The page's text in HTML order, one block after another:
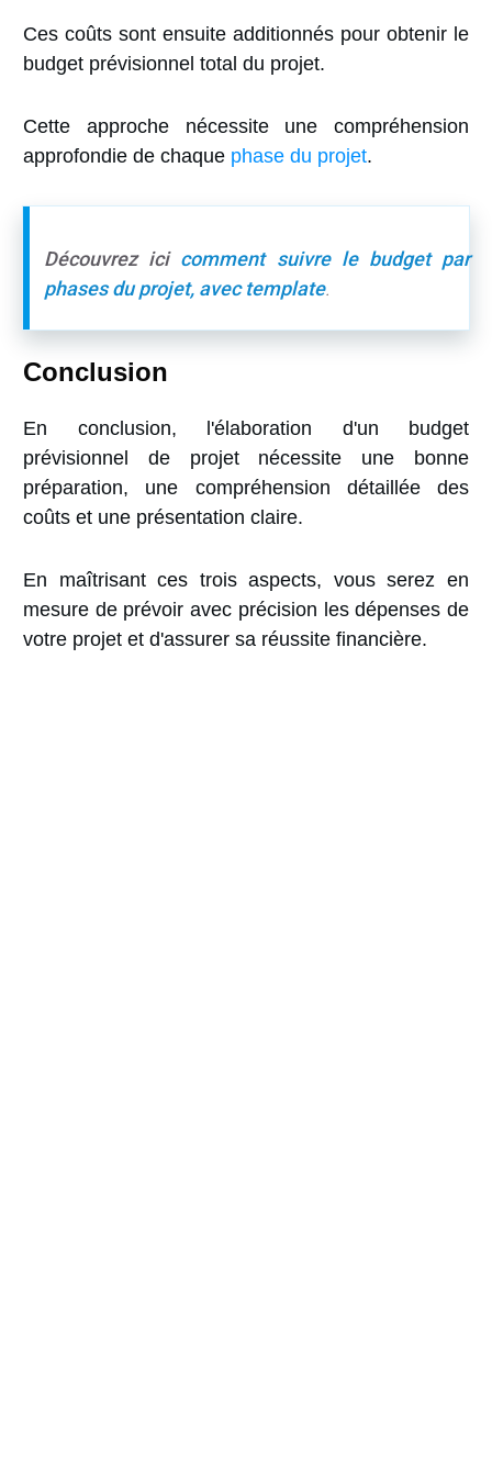
Ces coûts sont ensuite additionnés pour obtenir le
budget prévisionnel total du projet.
Cette approche nécessite une compréhension
approfondie de chaque phase du projet.
Découvrez ici comment suivre le budget par
phases du projet, avec template.
Conclusion
En conclusion, l'élaboration d'un budget
prévisionnel de projet nécessite une bonne
préparation, une compréhension détaillée des
coûts et une présentation claire.
En maîtrisant ces trois aspects, vous serez en
mesure de prévoir avec précision les dépenses de
votre projet et d'assurer sa réussite financière.